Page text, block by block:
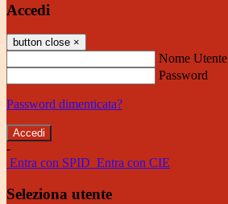
Accedi
button close ×
Nome Utente
Password
Password dimenticata?
-
Entra con SPID Entra con CIE
Seleziona utente